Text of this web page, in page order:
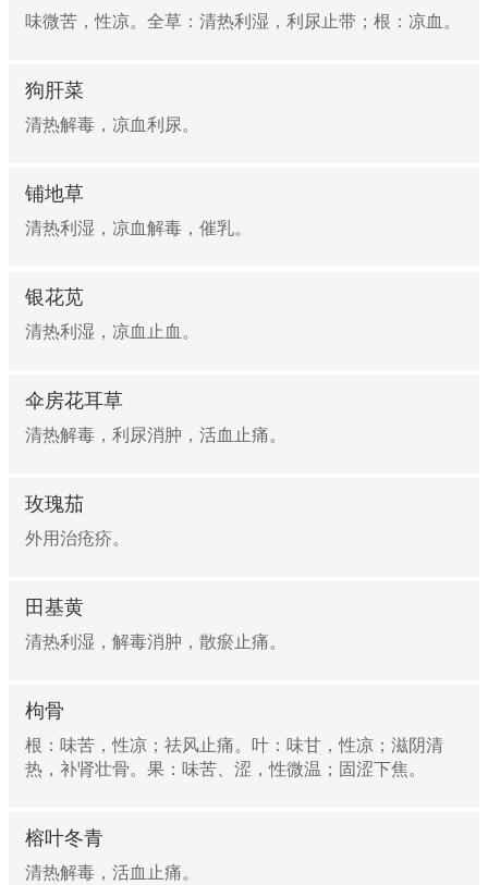
味微苦，性凉。全草：清热利湿，利尿止带；根：凉血。
狗肝菜
清热解毒，凉血利尿。
铺地草
清热利湿，凉血解毒，催乳。
银花苋
清热利湿，凉血止血。
伞房花耳草
清热解毒，利尿消肿，活血止痛。
玫瑰茄
外用治疮疥。
田基黄
清热利湿，解毒消肿，散瘀止痛。
枸骨
根：味苦，性凉；祛风止痛。叶：味甘，性凉；滋阴清
热，补肾壮骨。果：味苦、涩，性微温；固涩下焦。
榕叶冬青
清热解毒，活血止痛。